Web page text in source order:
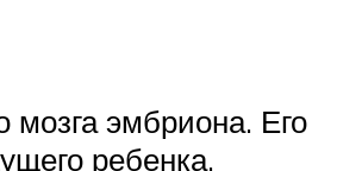
мозга эмбриона. Его
ребенка.